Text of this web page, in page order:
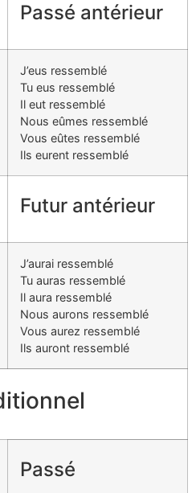
Passé antérieur
J’eus ressemblé
Tu eus ressemblé
Il eut ressemblé
Nous eûmes ressemblé
Vous eûtes ressemblé
Ils eurent ressemblé
Futur antérieur
J’aurai ressemblé
Tu auras ressemblé
Il aura ressemblé
Nous aurons ressemblé
Vous aurez ressemblé
Ils auront ressemblé
Passé